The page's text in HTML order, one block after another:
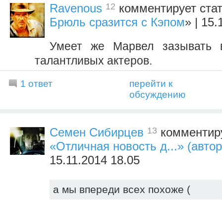
Ravenous 12 комментирует
Брюль сразится с Кэпом» |
Умеет же Марвел
талантливых актеров.
1 ответ
перейти к
обсуждению
Семен Сибирцев 13
«Отличная новость д...»
15.11.2014 18.05
а мы впереди всех похоже (